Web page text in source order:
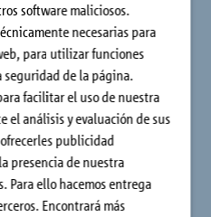
software maliciosos.
necesarias para
para utilizar funciones
seguridad de la página.
facilitar el uso de nuestra
el análisis y evaluación de sus
publicidad
presencia de nuestra
Para ello hacemos entrega
Encontrará más